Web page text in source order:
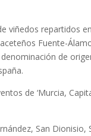
viñedos repartidos
Fuente-
de
de ‘Murcia,
San Dionisio,